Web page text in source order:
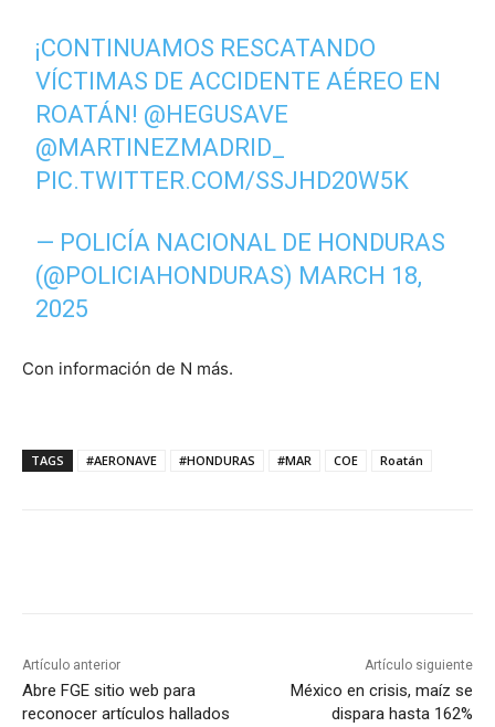
¡CONTINUAMOS RESCATANDO
VÍCTIMAS DE ACCIDENTE AÉREO EN
ROATÁN! @HEGUSAVE
@MARTINEZMADRID_
PIC.TWITTER.COM/SSJHD20W5K
— POLICÍA NACIONAL DE HONDURAS
(@POLICIAHONDURAS) MARCH 18,
2025
Con información de N más.
TAGS #AERONAVE #HONDURAS #MAR COE Roatán
Artículo anterior
Abre FGE sitio web para
reconocer artículos hallados
Artículo siguiente
México en crisis, maíz se
dispara hasta 162%